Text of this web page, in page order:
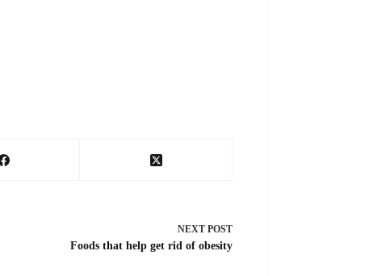
NEXT POST
Foods that help get rid of obesity